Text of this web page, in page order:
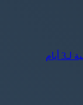
أيام